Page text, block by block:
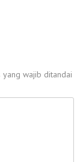
yang wajib ditandai